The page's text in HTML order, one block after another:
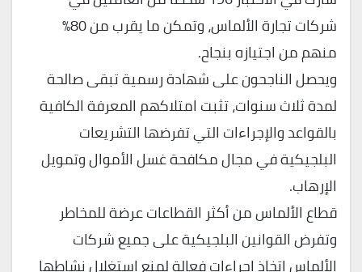
شركات تجارة الألماس، وتمكن ما يقرب من 80%
منهم من اجتيازه بنجاح.
ويحصل الناجحون على شهادة رسمية تبقى صالحة
لمدة ثلاث سنوات، تثبت امتلاكهم المعرفة الكافية
بالقواعد والإجراءات التي تفرضها التشريعات
البلجيكية في مجال مكافحة غسل الأموال وتمويل
الإرهاب.
قطاع الألماس من أكثر القطاعات عرضة للمخاطر
وتفرض القوانين البلجيكية على جميع شركات
الألماس اتخاذ إجراءات فعالة لمنع استغلال نشاطها